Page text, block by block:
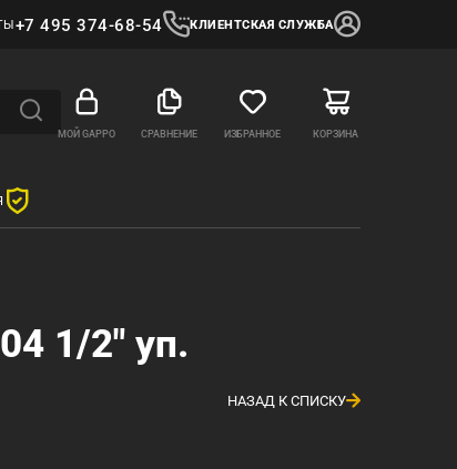
+7 495 374-68-54 КЛИЕНТСКАЯ СЛУЖБА
МОЙ GAPPO СРАВНЕНИЕ ИЗБРАННОЕ КОРЗИНА
1/2" уп.
НАЗАД К СПИСКУ